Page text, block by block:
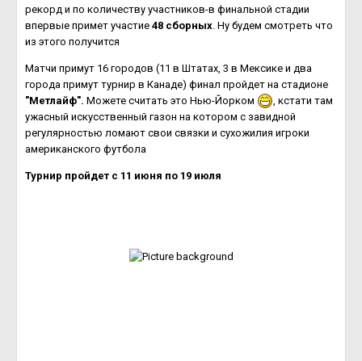
рекорд и по количеству участников-в финальной стадии
впервые примет участие 48 сборных . Ну будем смотреть что
из этого получится
Матчи примут 16 городов (11 в Штатах, 3 в Мексике и два
города примут турнир в Канаде) финал пройдет на стадионе
"Метлайф". Можете считать это Нью-Йорком
, кстати там
ужасный искусственный газон на котором с завидной
регулярностью ломают свои связки и сухожилия игроки
американского футбола
Турнир пройдет с 11 июня по 19 июля